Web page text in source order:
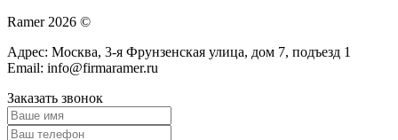
Ramer 2026 ©
Адрес: Москва, 3-я Фрунзенская улица, дом 7, подъезд 1
Email: info@firmaramer.ru
Заказать звонок